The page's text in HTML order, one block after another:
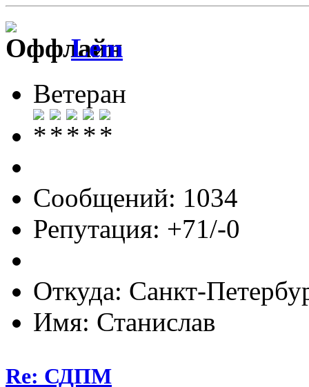
Lem
Ветеран
Сообщений: 1034
Репутация: +71/-0
Откуда: Санкт-
Имя: Станислав
Re: СДПМ